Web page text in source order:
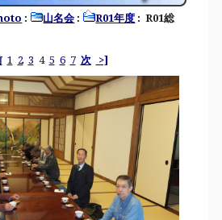
: 山名会 : R01年度 : R01総
1 2 3 4 5 6 7 次 >]